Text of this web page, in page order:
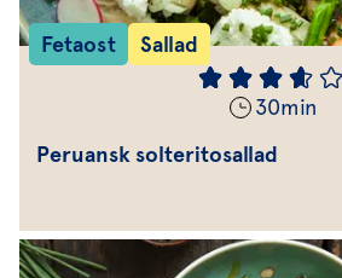
Fetaost Sallad
30min
Peruansk solteritosallad